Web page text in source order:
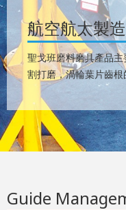
航空航太製
聖戈班磨料磨具產品
割打磨，渦輪葉片齒
Guide